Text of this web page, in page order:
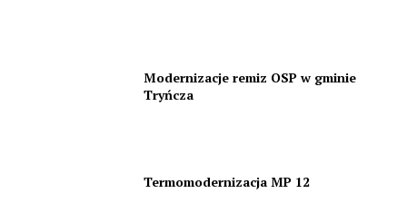
Modernizacje remiz OSP w gminie
Tryńcza
Termomodernizacja MP 12